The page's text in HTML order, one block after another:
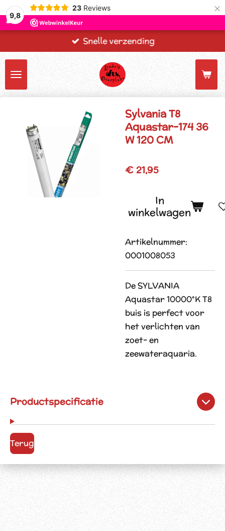
9,8
23 Reviews ×
Snelle verzending
Sylvania T8
Aquastar-174 36
W 120 CM
€ 21,95
In
winkelwagen
Artikelnummer:
0001008053
De SYLVANIA
Aquastar 10000°K T8
buis is perfect voor
het verlichten van
zoet- en
zeewateraquaria.
Productspecificatie
Terug